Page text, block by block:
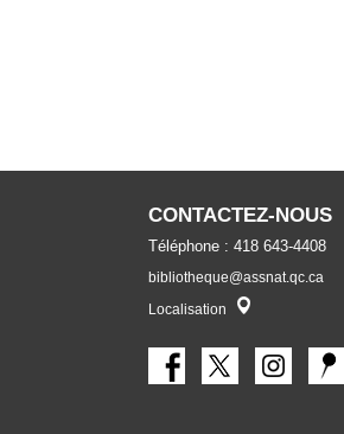
CONTACTEZ-NOUS
Téléphone : 418 643-4408
bibliotheque@assnat.qc.ca
Localisation